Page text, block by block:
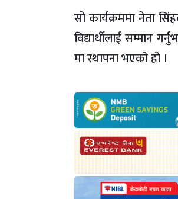
सो कार्यक्रममा नेता
विद्यार्थीलाई सम्मान
मा स्थापना भएको हो ।